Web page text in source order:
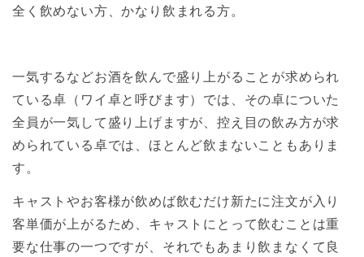
全く飲めない方、かなり飲まれる方。
一気するなどお酒を飲んで盛り上がることが求められ
ている卓（ワイ卓と呼びます）では、その卓についた
全員が一気して盛り上げますが、控え目の飲み方が求
められている卓では、ほとんど飲まないこともありま
す。
キャストやお客様が飲めば飲むだけ新たに注文が入り
客単価が上がるため、キャストにとって飲むことは重
要な仕事の一つですが、それでもあまり飲まなくて良